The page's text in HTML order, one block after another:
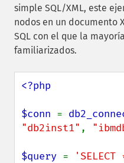
simple SQL/XML, este
nodos en un documento
SQL con el que la
familiarizados.
<?php
$conn =
"db2inst1" ,
$query =
'SELECT